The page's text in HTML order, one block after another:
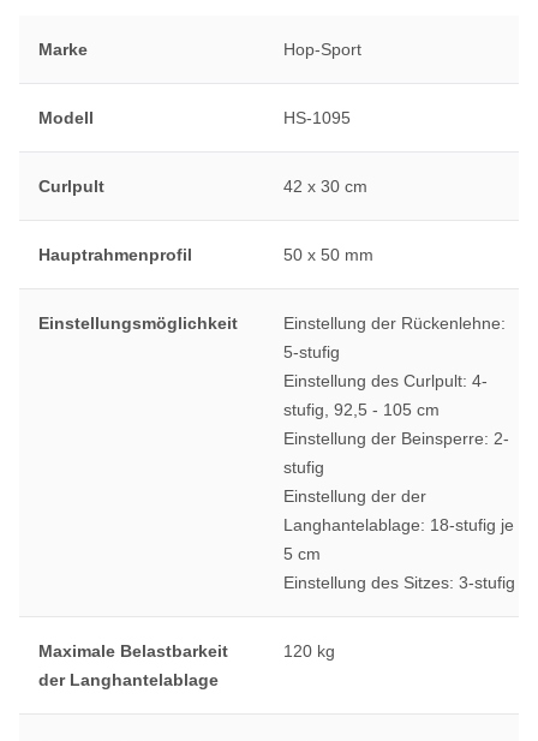
Marke Hop-Sport
Modell HS-1095
Curlpult 42 x 30 cm
Hauptrahmenprofil 50 x 50 mm
Einstellungsmöglichkeit
Einstellung der Rückenlehne:
5-stufig
Einstellung des Curlpult: 4-
stufig, 92,5 - 105 cm
Einstellung der Beinsperre: 2-
stufig
Einstellung der der
Langhantelablage: 18-stufig je
5 cm
Einstellung des Sitzes: 3-stufig
Maximale Belastbarkeit
der Langhantelablage
120 kg